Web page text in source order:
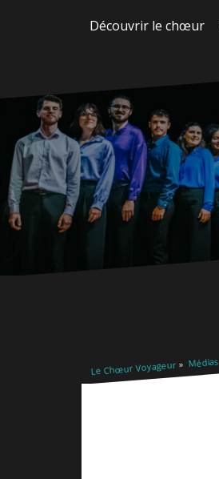
Découvrir le chœur
Le Chœur Voyageur Médias